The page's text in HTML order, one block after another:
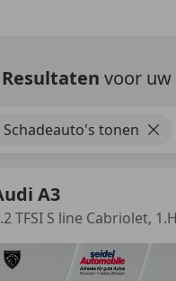
Resultaten voor
Schadeauto's tonen
A3
TFSI S line Cabriolet,